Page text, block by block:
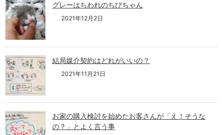
グレーはちわれのちびちゃん
2021年12月2日
結局媒介契約はどれがいいの？
2021年11月21日
お家の購入検討を始めたお客さんが「え！そうな
の？」とよく言う事